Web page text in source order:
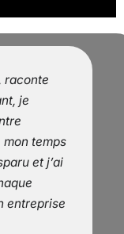
raconte
je
temps
et j’ai
entreprise